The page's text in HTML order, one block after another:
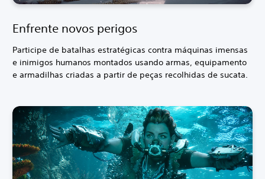
Enfrente novos perigos
Participe de batalhas estratégicas contra máquinas imensas
e inimigos humanos montados usando armas, equipamento
e armadilhas criadas a partir de peças recolhidas de sucata.